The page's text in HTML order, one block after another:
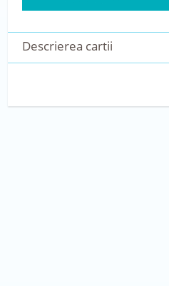
Descrierea cartii